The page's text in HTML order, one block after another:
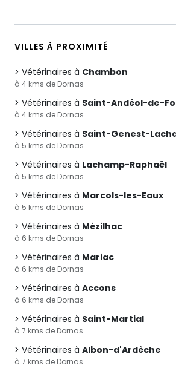
VILLES À PROXIMITÉ
Vétérinaires à Chambon
à 4 kms de Dornas
Vétérinaires à Saint-Andéol-de-
à 4 kms de Dornas
Vétérinaires à Saint-Genest-
à 5 kms de Dornas
Vétérinaires à Lachamp-Raphaël
à 5 kms de Dornas
Vétérinaires à Marcols-les-Eaux
à 5 kms de Dornas
Vétérinaires à Mézilhac
à 6 kms de Dornas
Vétérinaires à Mariac
à 6 kms de Dornas
Vétérinaires à Accons
à 6 kms de Dornas
Vétérinaires à Saint-Martial
à 7 kms de Dornas
Vétérinaires à Albon-d'Ardèche
à 7 kms de Dornas